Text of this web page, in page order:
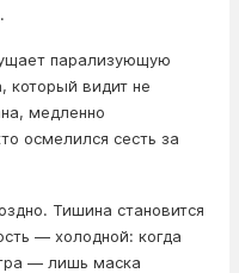
парализующую
который видит не
медленно
осмелился сесть за
Тишина становится
— холодной: когда
— лишь маска